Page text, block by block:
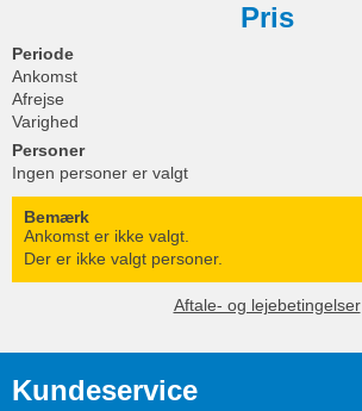
Pris
Periode
Ankomst
Afrejse
Varighed
Personer
Ingen personer er valgt
Bemærk
Ankomst er ikke valgt.
Der er ikke valgt personer.
Aftale- og lejebetingelser
Kundeservice